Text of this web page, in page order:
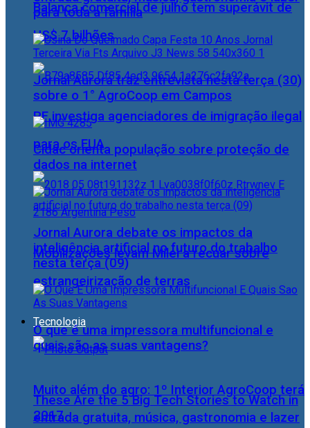
Balança comercial de julho tem superávit de
US$ 7 bilhões
PF investiga agenciadores de imigração ilegal
para os EUA
Mobilizações levam Milei a recuar sobre
estrangeirização de terras
Tecnologia
Muito além do agro: 1º Interior AgroCoop terá
entrada gratuita, música, gastronomia e lazer
para toda a família
Jornal Aurora traz entrevista nesta terça (30)
sobre o 1° AgroCoop em Campos
Cidac orienta população sobre proteção de
dados na internet
Jornal Aurora debate os impactos da
inteligência artificial no futuro do trabalho
nesta terça (09)
O que é uma impressora multifuncional e
quais são as suas vantagens?
These Are the 5 Big Tech Stories to Watch in
2017